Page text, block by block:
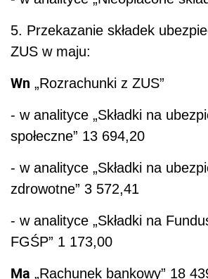
5. Przekazanie składek
ZUS w maju:
Wn „Rozrachunki z ZUS”
- w analityce „Składki na
społeczne” 13 694,20
- w analityce „Składki na
zdrowotne” 3 572,41
- w analityce „Składki na
FGŚP” 1 173,00
Ma „Rachunek bankowy” 18